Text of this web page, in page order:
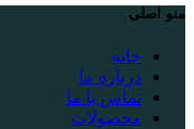
منو اصلی
خانه
درباره ما
تماس با ما
محصولات